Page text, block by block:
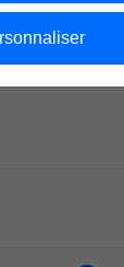
le 11